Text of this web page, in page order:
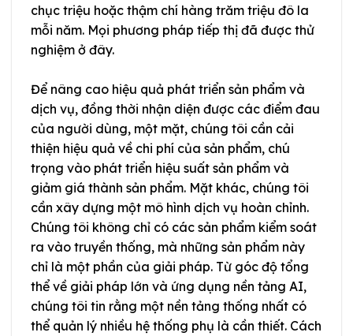
chục triệu hoặc thậm chí hàng trăm triệu đô la
mỗi năm. Mọi phương pháp tiếp thị đã được thử
nghiệm ở đây.
Để nâng cao hiệu quả phát triển sản phẩm và
dịch vụ, đồng thời nhận diện được các điểm đau
của người dùng, một mặt, chúng tôi cần cải
thiện hiệu quả về chi phí của sản phẩm, chú
trọng vào phát triển hiệu suất sản phẩm và
giảm giá thành sản phẩm. Mặt khác, chúng tôi
cần xây dựng một mô hình dịch vụ hoàn chỉnh.
Chúng tôi không chỉ có các sản phẩm kiểm soát
ra vào truyền thống, mà những sản phẩm này
chỉ là một phần của giải pháp. Từ góc độ tổng
thể về giải pháp lớn và ứng dụng nền tảng AI,
chúng tôi tin rằng một nền tảng thống nhất có
thể quản lý nhiều hệ thống phụ là cần thiết. Cách